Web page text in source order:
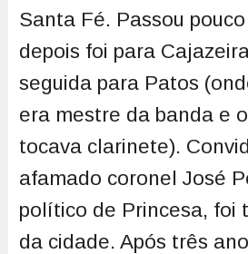
Santa Fé. Passou
depois foi para
seguida para Patos
era mestre da banda e
tocava clarinete).
afamado coronel José
político de Princesa, foi
da cidade. Após três